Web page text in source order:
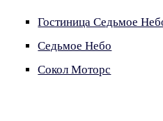
Гостиница Седьмое
Седьмое Небо
Сокол Моторс